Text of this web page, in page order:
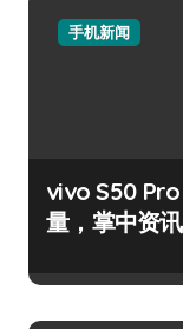
手机新闻
vivo S50
量，掌中资